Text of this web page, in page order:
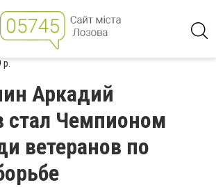
р.
Аркадий
стал Чемпионом
ветеранов по